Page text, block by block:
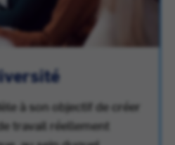
à son objectif de créer
travail réellement